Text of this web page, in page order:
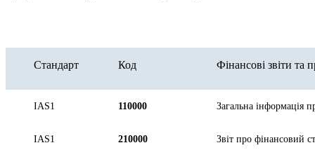
Стандарт Код Фінансові звіти та
IAS1 110000 Загальна інформація
IAS1 210000 Звіт про фінансовий